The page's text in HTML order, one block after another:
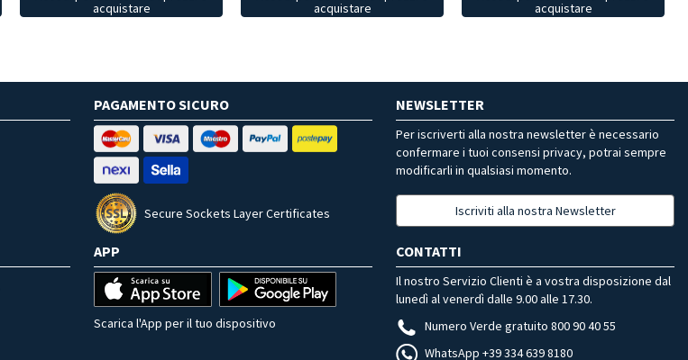
acquistare
acquistare
acquistare
PAGAMENTO SICURO
Secure Sockets Layer Certificates
NEWSLETTER
Per iscriverti alla nostra newsletter è necessario
confermare i tuoi consensi privacy, potrai sempre
modificarli in qualsiasi momento.
Iscriviti alla nostra Newsletter
APP
Scarica l'App per il tuo dispositivo
CONTATTI
Il nostro Servizio Clienti è a vostra disposizione dal
lunedì al venerdì dalle 9.00 alle 17.30.
Numero Verde gratuito 800 90 40 55
WhatsApp +39 334 639 8180